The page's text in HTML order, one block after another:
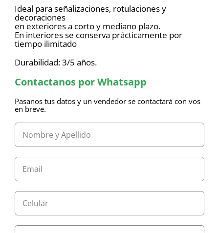
Ideal para señalizaciones, rotulaciones y
decoraciones
en exteriores a corto y mediano plazo.
En interiores se conserva prácticamente por
tiempo ilimitado
Durabilidad: 3/5 años.
Contactanos por Whatsapp
Pasanos tus datos y un vendedor se contactará con vos
en breve.